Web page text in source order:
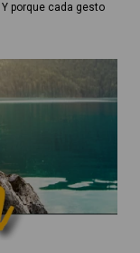
porque cada gesto